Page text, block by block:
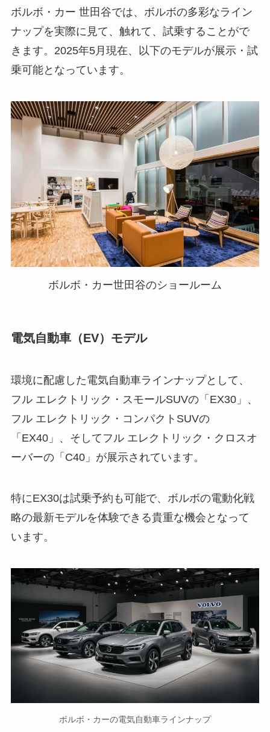
ボルボ・カー 世田谷では、ボルボの多彩なライン
ナップを実際に見て、触れて、試乗することがで
きます。2025年5月現在、以下のモデルが展示・試
乗可能となっています。
ボルボ・カー世田谷のショールーム
電気自動車（EV）モデル
環境に配慮した電気自動車ラインナップとして、
フル エレクトリック・スモールSUVの「EX30」、
フル エレクトリック・コンパクトSUVの
「EX40」、そしてフル エレクトリック・クロスオ
ーバーの「C40」が展示されています。
特にEX30は試乗予約も可能で、ボルボの電動化戦
略の最新モデルを体験できる貴重な機会となって
います。
ボルボ・カーの電気自動車ラインナップ